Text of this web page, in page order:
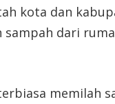
kota dan
sampah dari
memilah